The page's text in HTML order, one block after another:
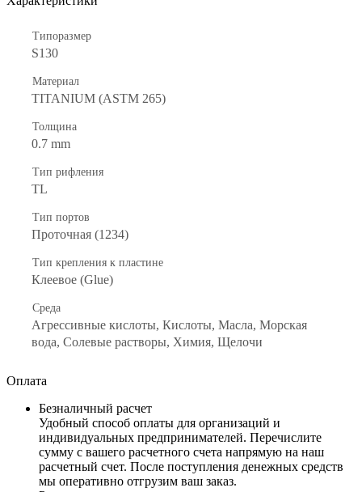
Типоразмер
S130
Материал
TITANIUM (ASTM 265)
Толщина
0.7 mm
Тип рифления
TL
Тип портов
Проточная (1234)
Тип крепления к пластине
Клеевое (Glue)
Среда
Агрессивные кислоты, Кислоты, Масла, Морская
вода, Солевые растворы, Химия, Щелочи
Оплата
Безналичный расчет
Удобный способ оплаты для организаций и
индивидуальных предпринимателей. Перечислите
сумму с вашего расчетного счета напрямую на наш
расчетный счет. После поступления денежных средств
мы оперативно отгрузим ваш заказ.